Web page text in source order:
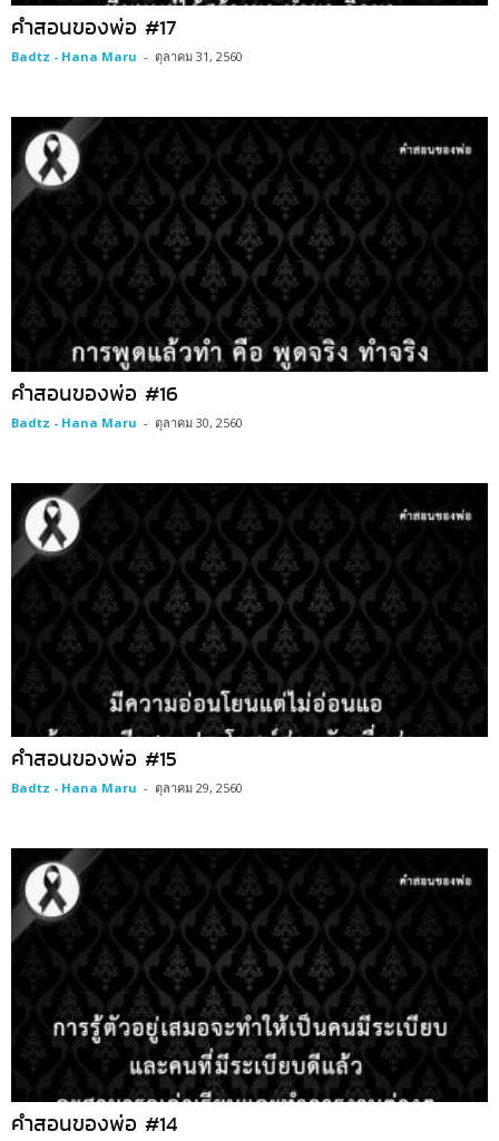
คำสอนของพ่อ #17
Badtz - Hana Maru - ตุลาคม 31, 2560
คำสอนของพ่อ #16
Badtz - Hana Maru - ตุลาคม 30, 2560
คำสอนของพ่อ #15
Badtz - Hana Maru - ตุลาคม 29, 2560
คำสอนของพ่อ #14